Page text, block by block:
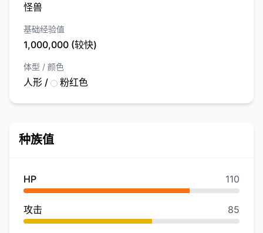
怪兽
基础经验值
1,000,000 (较快)
体型 / 颜色
人形 / 粉红色
种族值
HP 110
攻击 85